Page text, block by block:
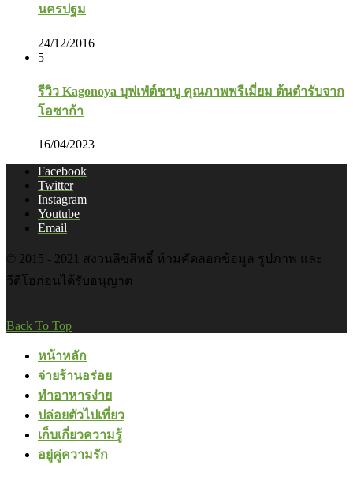
นครปฐม
24/12/2016
5
รีวิว Kagonoya บุฟเฟ่ต์ชาบู คุณภาพพรีเมี่ยม ต้นตำรับจาก
โอซาก้า
16/04/2023
Facebook
Twitter
Instagram
Youtube
Email
© 2015 - 2021 สงวนลิขสิทธิ์ ห้ามคัดลอกข้อมูล รูปภาพ และ
วีดีโอก่อนได้รับอนุญาต
Back To Top
หน้าหลัก
จ่ายร้านอร่อย
ทำอาหารง่าย
ปล่อยตัวไปเที่ยว
เก็บเกี่ยวความรู้
อยู่คู่ความรัก